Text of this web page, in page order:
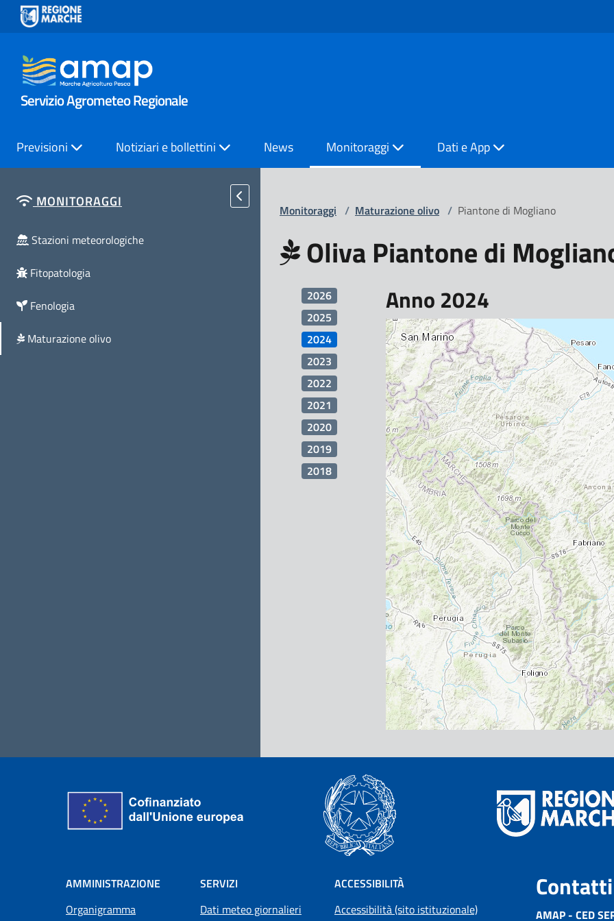
Servizio Agrometeo Regionale
Previsioni Notiziari e bollettini News Monitoraggi Dati e App
MONITORAGGI
Stazioni meteorologiche
Fitopatologia
Fenologia
Maturazione olivo
Monitoraggi / Maturazione olivo / Piantone di Mogliano
Oliva Piantone di
2026
2025
2024
2023
2022
2021
2020
2019
2018
Anno 2024
AMMINISTRAZIONE
Organigramma
SERVIZI
Dati meteo giornalieri
ACCESSIBILITÀ
Accessibilità (sito istituzionale)
Contatti
AMAP - CED